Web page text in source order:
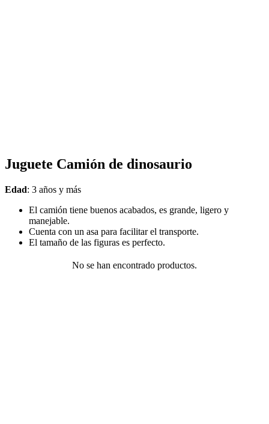
Juguete Camión de dinosaurio
Edad: 3 años y más
El camión tiene buenos acabados, es grande, ligero y
manejable.
Cuenta con un asa para facilitar el transporte.
El tamaño de las figuras es perfecto.
No se han encontrado productos.